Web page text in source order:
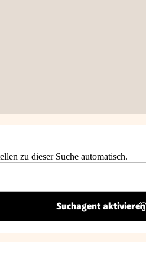
zu dieser Suche automatisch.
Suchagent aktivieren